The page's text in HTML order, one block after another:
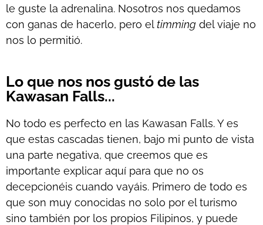
le guste la adrenalina. Nosotros nos quedamos
con ganas de hacerlo, pero eltimming del viaje no
nos lo permitió.
Lo que nos nos gustó de las
Kawasan Falls...
No todo es perfecto en las Kawasan Falls. Y es
que estas cascadas tienen, bajo mi punto de vista
una parte negativa, que creemos que es
importante explicar aquí para que no os
decepcionéis cuando vayáis. Primero de todo es
que son muy conocidas no solo por el turismo
sino también por los propios Filipinos, y puede